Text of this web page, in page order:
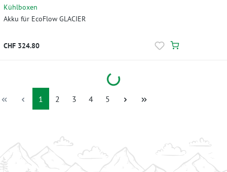
Kühlboxen
Akku für EcoFlow GLACIER
CHF 324.80
Loading...
Seite
1 Seite
2 Seite
3 Seite
4 Seite
5